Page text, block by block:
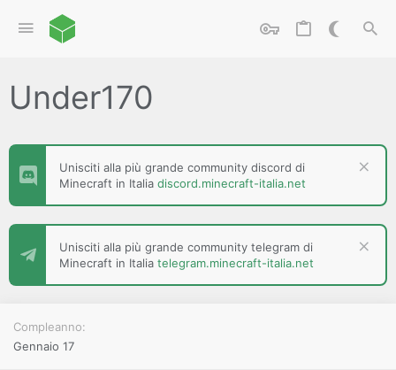
Under170
Unisciti alla più grande community discord di
Minecraft in Italia discord.minecraft-italia.net
Unisciti alla più grande community telegram di
Minecraft in Italia telegram.minecraft-italia.net
Compleanno
Gennaio 17